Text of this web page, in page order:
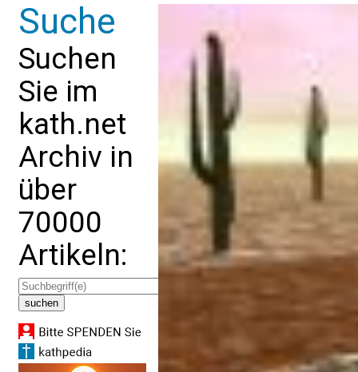
Suche
Suchen
Sie im
kath.net
Archiv in
über
70000
Artikeln: